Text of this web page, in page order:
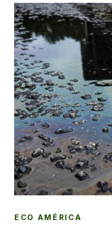
ECO AMÉRICA